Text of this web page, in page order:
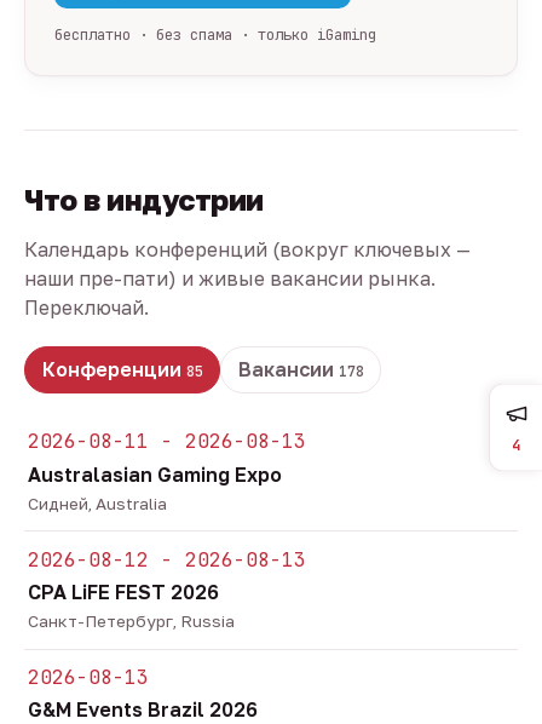
бесплатно · без спама · только iGaming
Что в индустрии
Календарь конференций (вокруг ключевых —
наши пре-пати) и живые вакансии рынка.
Переключай.
Конференции 85 Вакансии 178
2026-08-11 - 2026-08-13
Australasian Gaming Expo
Сидней, Australia
2026-08-12 - 2026-08-13
CPA LiFE FEST 2026
Санкт-Петербург, Russia
2026-08-13
G&M Events Brazil 2026
4